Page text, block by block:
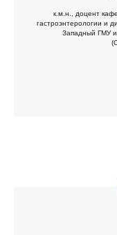
к.м.н., доцент
гастроэнтерологии и
Западный ГМУ